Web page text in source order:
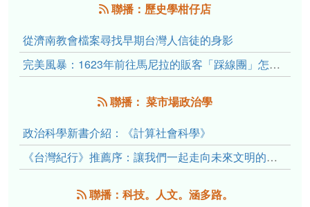
聯播：歷史學柑仔店
從濟南教會檔案尋找早期台灣人信徒的身影
完美風暴：1623年前往馬尼拉的販客「踩線團」怎麼會困死於澎湖?
聯播： 菜市場政治學
政治科學新書介紹：《計算社會科學》
《台灣紀行》推薦序：讓我們一起走向未來文明的備忘錄
聯播：科技。人文。涵多路。